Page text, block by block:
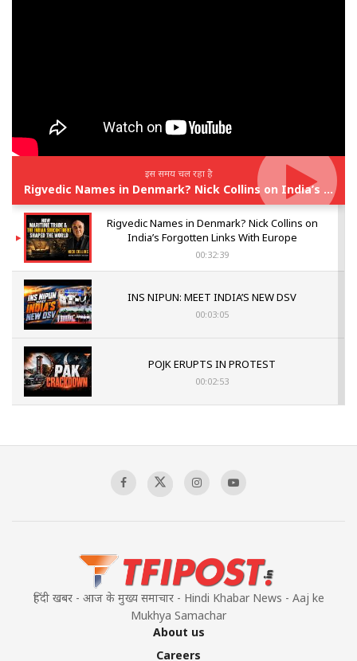
इस समय चल रहा है
Rigvedic Names in Denmark? Nick Collins on India’s Forgotten Links With Europe
Rigvedic Names in Denmark? Nick Collins on
India’s Forgotten Links With Europe
00:32:39
INS NIPUN: MEET INDIA’S NEW DSV
00:03:05
POJK ERUPTS IN PROTEST
00:02:53
Sagar
हिंदी खबर - आज के मुख्य समाचार - Hindi Khabar News - Aaj ke
Mukhya Samachar
About us
Careers